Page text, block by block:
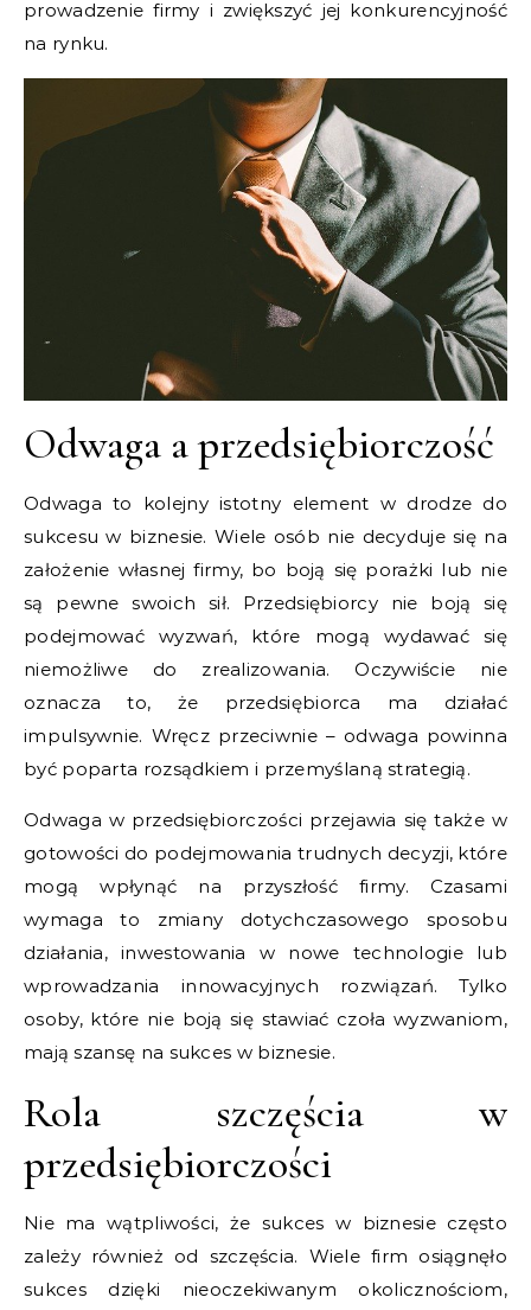
prowadzenie firmy i zwiększyć jej konkurencyjność
na rynku.
Odwaga a przedsiębiorczość
Odwaga to kolejny istotny element w drodze do
sukcesu w biznesie. Wiele osób nie decyduje się na
założenie własnej firmy, bo boją się porażki lub nie
są pewne swoich sił. Przedsiębiorcy nie boją się
podejmować wyzwań, które mogą wydawać się
niemożliwe do zrealizowania. Oczywiście nie
oznacza to, że przedsiębiorca ma działać
impulsywnie. Wręcz przeciwnie – odwaga powinna
być poparta rozsądkiem i przemyślaną strategią.
Odwaga w przedsiębiorczości przejawia się także w
gotowości do podejmowania trudnych decyzji, które
mogą wpłynąć na przyszłość firmy. Czasami
wymaga to zmiany dotychczasowego sposobu
działania, inwestowania w nowe technologie lub
wprowadzania innowacyjnych rozwiązań. Tylko
osoby, które nie boją się stawiać czoła wyzwaniom,
mają szansę na sukces w biznesie.
Rola szczęścia w
przedsiębiorczości
Nie ma wątpliwości, że sukces w biznesie często
zależy również od szczęścia. Wiele firm osiągnęło
sukces dzięki nieoczekiwanym okolicznościom,